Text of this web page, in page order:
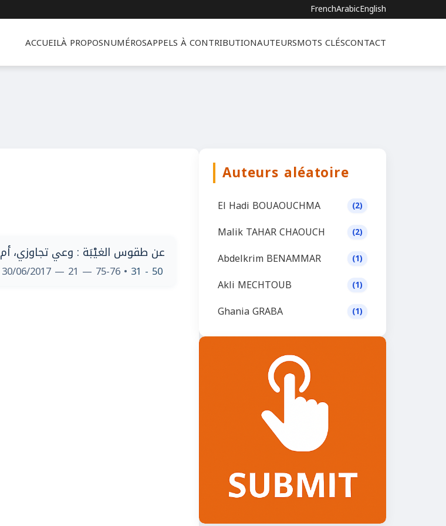
FrenchArabicEnglish
ACCUEILÀ PROPOSNUMÉROSAPPELS À CONTRIBUTIONAUTEURSMOTS CLÉSCONTACT
عن طقوس الغيْبَة : وعي تجاوزي،
50 - 31
• 75-76 — 21 — 30/06/2017
Auteurs aléatoire
El Hadi BOUAOUCHMA (2)
Malik TAHAR CHAOUCH (2)
Abdelkrim BENAMMAR (1)
Akli MECHTOUB (1)
Ghania GRABA (1)